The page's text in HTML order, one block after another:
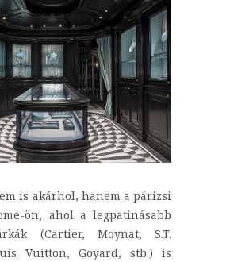
is akárhol, hanem a párizsi
ön, ahol a legpatinásabb
(Cartier, Moynat, S.T.
Vuitton, Goyard, stb.) is